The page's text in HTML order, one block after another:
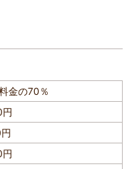
金の70％